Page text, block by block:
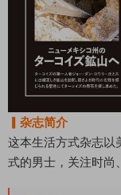
▎杂志简介
这本生活方式杂志以
式的男士，关注时尚